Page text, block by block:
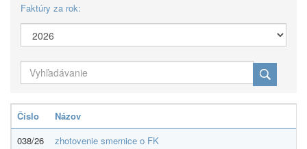
Faktúry za rok:
Číslo
Názov
038/26
zhotovenie smernice o FK